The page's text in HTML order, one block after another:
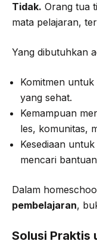
Tidak. Orang tua
mata pelajaran,
Yang dibutuhkan
Komitmen
yang sehat.
Kemampuan
les, komunitas,
Kesediaan
mencari
Dalam
pembelajaran,
Solusi Praktis